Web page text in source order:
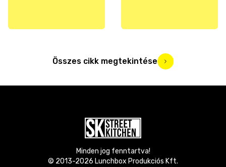
Összes cikk megtekintése
Minden jog fenntartva!
© 2013-2026 Lunchbox Produkciós Kft.